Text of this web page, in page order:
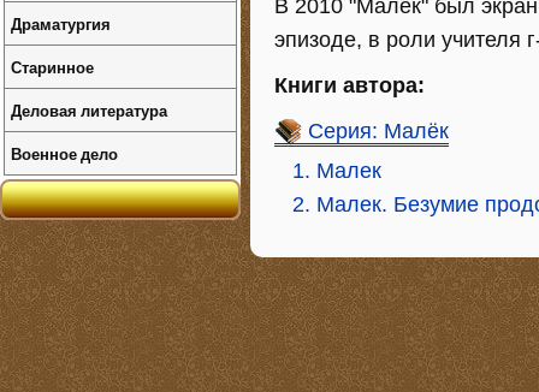
В 2010 "Малёк" был
эпизоде, в роли учителя
Книги автора:
Серия: Малёк
1. Малек
2. Малек. Безумие
Драматургия
Старинное
Деловая литература
Военное дело